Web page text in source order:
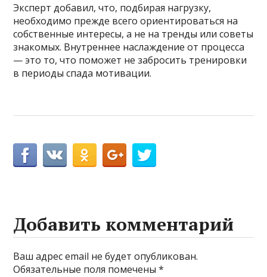
Эксперт добавил, что, подбирая нагрузку,
необходимо прежде всего ориентироваться на
собственные интересы, а не на тренды или советы
знакомых. Внутреннее наслаждение от процесса
— это то, что поможет не забросить тренировки
в периоды спада мотивации.
Добавить комментарий
Ваш адрес email не будет опубликован.
Обязательные поля помечены*